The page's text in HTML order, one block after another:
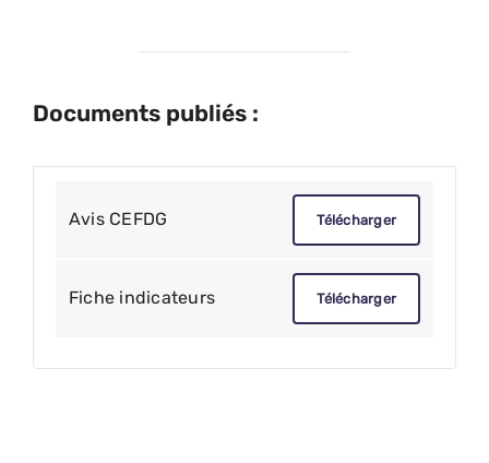
Documents publiés :
Avis CEFDG Télécharger
Fiche indicateurs Télécharger